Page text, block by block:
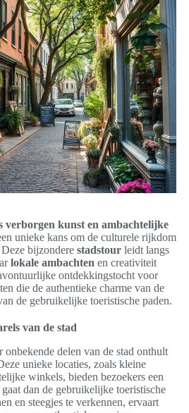
verborgen kunst en ambachtelijke
unieke kans om de culturele rijkdom
bijzondere stadstour leidt langs
lokale ambachten en creativiteit
ontdekkingstocht voor
die de authentieke charme van de
de gebruikelijke toeristische paden.
van de stad
onbekende delen van de stad onthult
unieke locaties, zoals kleine
winkels, bieden bezoekers een
dan de gebruikelijke toeristische
en steegjes te verkennen, ervaart